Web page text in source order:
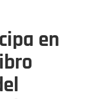
en